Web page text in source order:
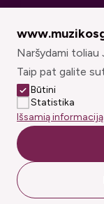
©
Naršydami toliau
Taip pat galite
Būtini
Statistika
Išsamią